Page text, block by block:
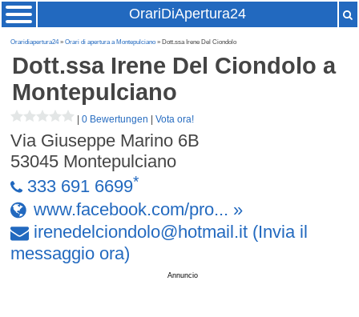
OrariDiApertura24
Oraridiapertura24»Orari di apertura a Montepulciano » Dott.ssa Irene Del Ciondolo
Dott.ssa Irene Del Ciondolo a
Montepulciano
|0 Bewertungen |Vota ora!
Via Giuseppe Marino 6B
53045 Montepulciano
333 691 6699*
www.facebook.com/pro... »
irenedelciondolo@hotmail .it (Invia il
messaggio ora)
Annuncio